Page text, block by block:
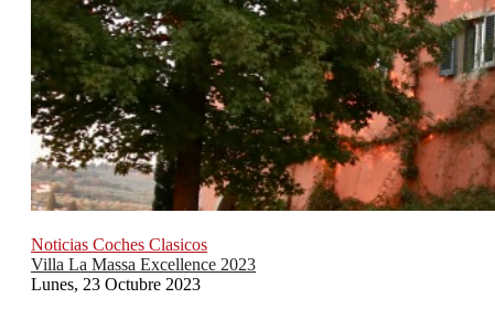
Noticias Coches Clasicos
Villa La Massa Excellence 2023
Lunes, 23 Octubre 2023